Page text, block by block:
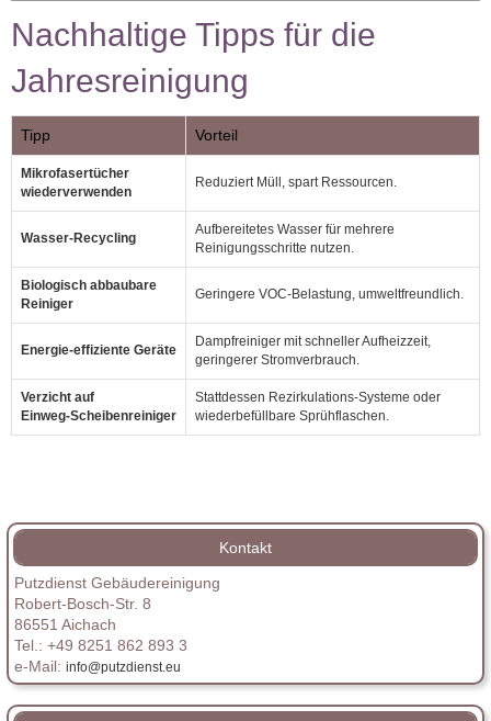
Nachhaltige Tipps für die
Jahresreinigung
Tipp Vorteil
Mikrofasertücher
wiederverwenden
Reduziert Müll, spart Ressourcen.
Wasser‑Recycling
Aufbereitetes Wasser für mehrere
Reinigungsschritte nutzen.
Biologisch abbaubare
Reiniger
Geringere VOC‑Belastung, umweltfreundlich.
Energie‑effiziente Geräte
Dampfreiniger mit schneller Aufheizzeit,
geringerer Stromverbrauch.
Verzicht auf
Einweg‑Scheibenreiniger
Stattdessen Rezirkulations‑Systeme oder
wiederbefüllbare Sprühflaschen.
Kontakt
Putzdienst Gebäudereinigung
Robert-Bosch-Str. 8
86551 Aichach
Tel.: +49 8251 862 893 3
e-Mail: info@putzdienst.eu